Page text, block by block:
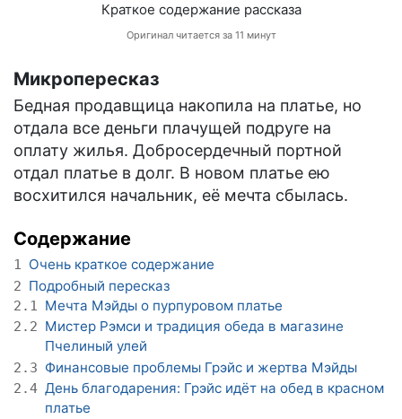
Краткое содержание рассказа
Оригинал читается за 11 минут
Микропересказ
Бедная продавщица накопила на платье, но
отдала все деньги плачущей подруге на
оплату жилья. Добросердечный портной
отдал платье в долг. В новом платье ею
восхитился начальник, её мечта сбылась.
Содержание
1 Очень краткое содержание
2 Подробный пересказ
2.1 Мечта Мэйды о пурпуровом платье
2.2 Мистер Рэмси и традиция обеда в магазине
Пчелиный улей
2.3 Финансовые проблемы Грэйс и жертва Мэйды
2.4 День благодарения: Грэйс идёт на обед в красном
платье